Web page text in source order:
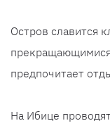
Остров славится
предпочитает
На Ибице